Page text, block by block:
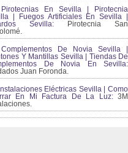
Pirotecnias En Sevilla | Pirotecnia
| Fuegos Artificiales En Sevilla |
Sevilla: Pirotecnia San
Complementos De Novia Sevilla |
Y Mantillas Sevilla | Tiendas De
De Novia En Sevilla:
Juan Foronda.
Instalaciones Eléctricas Sevilla | Como
En Mi Factura De La Luz:3M